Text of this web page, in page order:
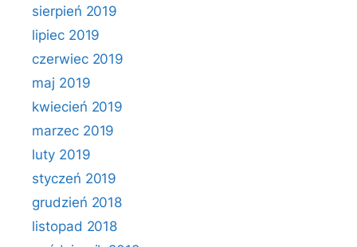
sierpień 2019
lipiec 2019
czerwiec 2019
maj 2019
kwiecień 2019
marzec 2019
luty 2019
styczeń 2019
grudzień 2018
listopad 2018